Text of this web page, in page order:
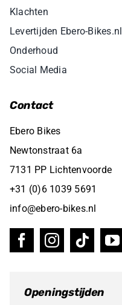
Klachten
Levertijden Ebero-Bikes.nl
Onderhoud
Social Media
Contact
Ebero Bikes
Newtonstraat 6a
7131 PP Lichtenvoorde
+31 (0)6 1039 5691
info@ebero-bikes.nl
Openingstijden